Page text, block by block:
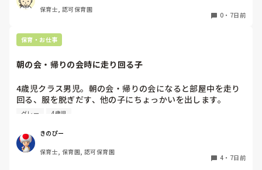
保育士, 認可保育園
0 ・ 7日前
保育・お仕事
朝の会・帰りの会時に走り回る子
4歳児クラス男児。朝の会・帰りの会になると部屋中を走り
回る、服を脱ぎだす、他の子にちょっかいを出します。
私が主担任、もう一人補助の先生がいますが、補助の先生は
です。
私がその子の対応をしているとクラス全体の流れが止まって
しまい、クラス全体が落ち着かなくなってしまう。別スペー
グレー 4歳児
きのぴー
保育士, 保育園, 認可保育園
4 ・ 7日前